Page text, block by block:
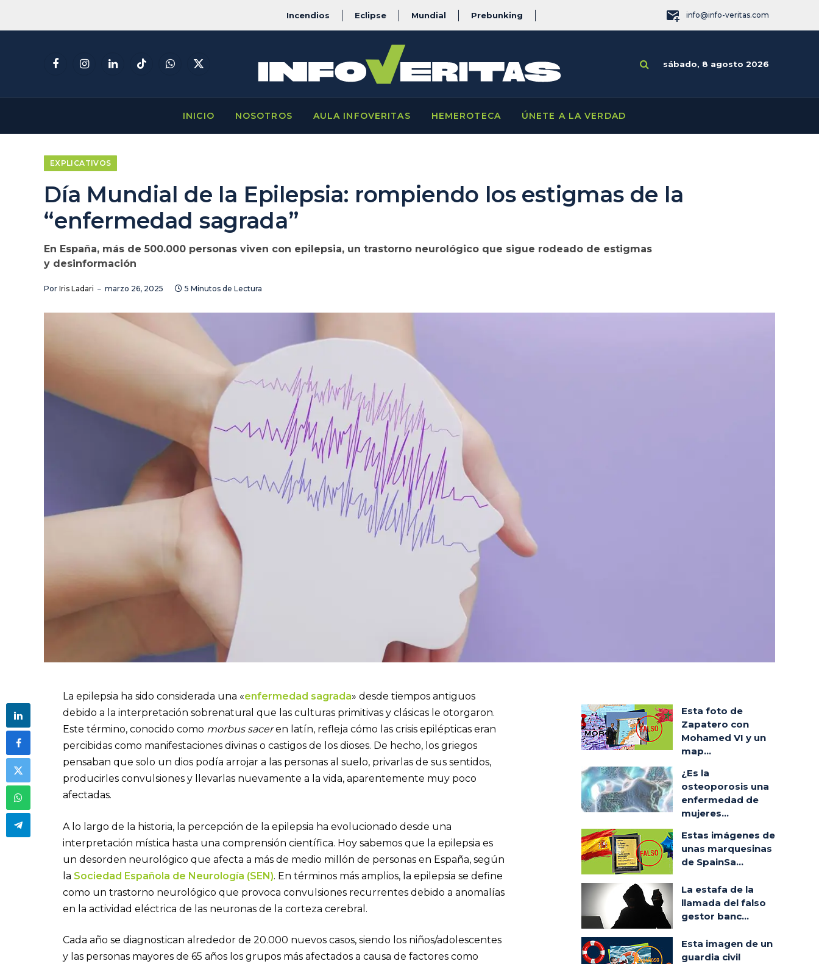
Incendios Eclipse Mundial Prebunking info@info-veritas.com
FacebookInstagramLinkedInTikTokWhatsApp
X
sábado, 8 agosto 2026
INICIO NOSOTROS AULA INFOVERITAS HEMEROTECA ÚNETE A LA VERDAD
EXPLICATIVOS
Día Mundial de la Epilepsia: rompiendo los estigmas de la
“enfermedad sagrada”
En España, más de 500.000 personas viven con epilepsia, un trastorno neurológico que sigue rodeado de estigmas
y desinformación
Por Iris Ladari marzo 26, 2025 5 Minutos de Lectura
La epilepsia ha sido considerada una «enfermedad sagrada» desde tiempos antiguos
debido a la interpretación sobrenatural que las culturas primitivas y clásicas le otorgaron.
Este término, conocido como morbus saceren latín, refleja cómo las crisis epilépticas eran
percibidas como manifestaciones divinas o castigos de los dioses. De hecho, los griegos
pensaban que solo un dios podía arrojar a las personas al suelo, privarlas de sus sentidos,
producirles convulsiones y llevarlas nuevamente a la vida, aparentemente muy poco
afectadas.
A lo largo de la historia, la percepción de la epilepsia ha evolucionado desde una
interpretación mística hasta una comprensión científica. Hoy sabemos que la epilepsia es
un desorden neurológico que afecta a más de medio millón de personas en España, según
la Sociedad Española de Neurología (SEN). En términos más amplios, la epilepsia se define
como un trastorno neurológico que provoca convulsiones recurrentes debido a anomalías
en la actividad eléctrica de las neuronas de la corteza cerebral.
Cada año se diagnostican alrededor de 20.000 nuevos casos, siendo los niños/adolescentes
y las personas mayores de 65 años los grupos más afectados a causa de factores como
Esta foto de
Zapatero con
Mohamed VI y un
map...
¿Es la
osteoporosis una
enfermedad de
mujeres...
Estas imágenes de
unas marquesinas
de SpainSa...
La estafa de la
llamada del falso
gestor banc...
Esta imagen de un
guardia civil